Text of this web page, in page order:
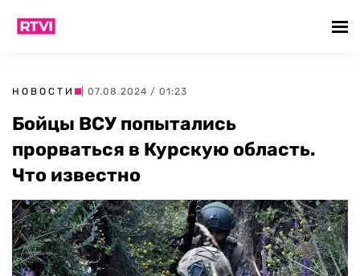
НОВОСТИ | 07.08.2024 / 01:23
Бойцы ВСУ попытались
прорваться в Курскую область.
Что известно